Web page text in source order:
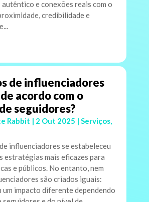
e conexões reais com o
credibilidade e
de influenciadores
acordo com o
seguidores?
Rabbit | 2 Out 2025 | Serviços,
influenciadores se estabeleceu
estratégias mais eficazes para
e públicos. No entanto, nem
são criados iguais:
um impacto diferente dependendo